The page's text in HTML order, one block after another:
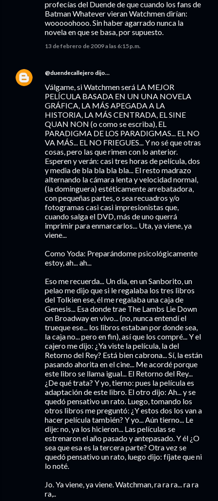
profecías del Duende de que cuando los fans de
Batman Whatever vieran Watchmen dirían:
wooooohooo. Sin haber agarrado nunca la
novela en que se basa, por supuesto.
13 de febrero de 2009 a las 6:15 p.m.
@duendecallejero dijo…
Válgame, si Watchmen será LA MEJOR
PELÍCULA BASADA EN UN UNA NOVELA
GRÁFICA, LA MÁS APEGADA A LA
HISTORIA, LA MÁS CENTRADA, EL SINE
QUAN NON (o como se escriba), EL
PARADIGMA DE LOS PARADIGMAS... EL NO
VA MÁS... EL NO FRIEGUES... Y no sé que otras
cosas, pero las que rimen con lo anterior.
Esperen y verán: casi tres horas de película, dos
y media de bla bla bla bla... El resto madrazo
alternando la cámara lenta y velocidad normal,
(la dominguera) estéticamente arrebatadora,
con pequeñas partes, o sea recuadros y/o
fotogramas casi casi impresionistas que,
cuando salga el DVD, más de uno querrá
imprimir para enmarcarlos... Uta, ya viene, ya
viene...
Como Yoda: Preparándome psicológicamente
estoy, ah... ah...
Eso me recuerda... Un día, en un Sanborito, un
pelao me dijo que si le regalaba los tres libros
del Tolkien ese, él me regalaba una caja de
Genesis... Esa donde trae The Lambs Lie Down
on Broadway en vivo... (no, nunca entendí el
trueque ese... los libros estaban por donde sea,
la caja no... pero en fin), así que los compré... Y el
cajero me dijo: ¿Ya viste la película, la del
Retorno del Rey? Está bien cabrona... Sí, la están
pasando ahorita en el cine... Me acordé porque
este libro se llama igual... El Retorno del Rey...
¿De qué trata? Y yo, tierno: pues la película es
adaptación de este libro. El otro dijo: Ah... y se
quedó pensativo un rato. Luego, tomando los
otros libros me preguntó: ¿Y estos dos los van a
hacer película también? Y yo... Aún tierno... Le
dije: no, ya los hicieron... Las películas se
estrenaron el año pasado y antepasado. Y él ¿O
sea que esa es la tercera parte? Otra vez se
quedó pensativo un rato, luego dijo: fíjate que ni
lo noté.
Jo. Ya viene, ya viene. Watchman, ra ra ra... ra ra
ra,..